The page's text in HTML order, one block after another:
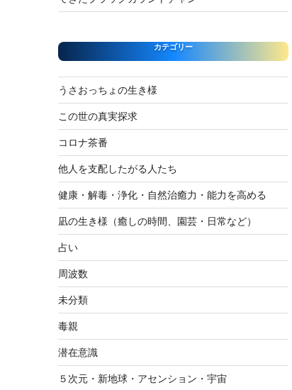
カテゴリー
うさおっちょの生き様
この世の真実探求
コロナ茶番
他人を支配したがる人たち
健康・解毒・浄化・自然治癒力・能力を高める
凪の生き様（癒しの時間、園芸・日常など）
占い
周波数
未分類
毒親
潜在意識
５次元・新地球・アセンション・宇宙